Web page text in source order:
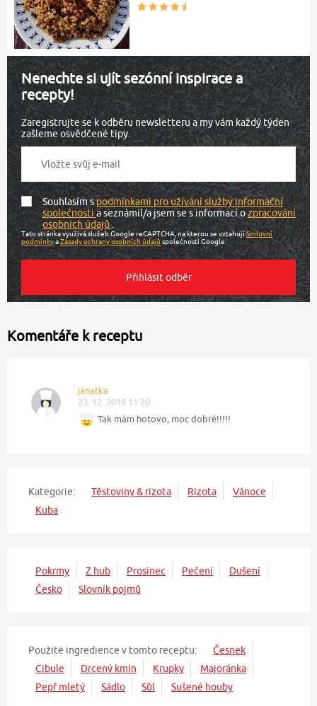
Nenechte si ujít sezónní inspirace a
recepty!
Zaregistrujte se k odběru newsletteru a my vám každý týden
zašleme osvědčené tipy.
Souhlasím spodmínkami pro užívání služby informační
společnostia seznámil/a jsem se s informací ozpracování
osobních údajů.
Tato stránka využívá služeb Google reCAPTCHA, na kterou se vztahujíSmluvní
podmínkyaZásady ochrany osobních údajůspolečnosti Google.
Komentáře k receptu
janatka
23. 12. 2018 11:20
Tak mám hotovo, moc dobré!!!!!
Kategorie: Těstoviny & rizota Rizota
Vánoce
Kuba
Pokrmy Z hub Prosinec Pečení
Dušení
Česko
Slovník pojmů
Použité ingredience v tomto receptu:
Česnek
Cibule
Drcený kmín Krupky
Majoránka
Pepř mletý
Sádlo Sůl Sušené houby